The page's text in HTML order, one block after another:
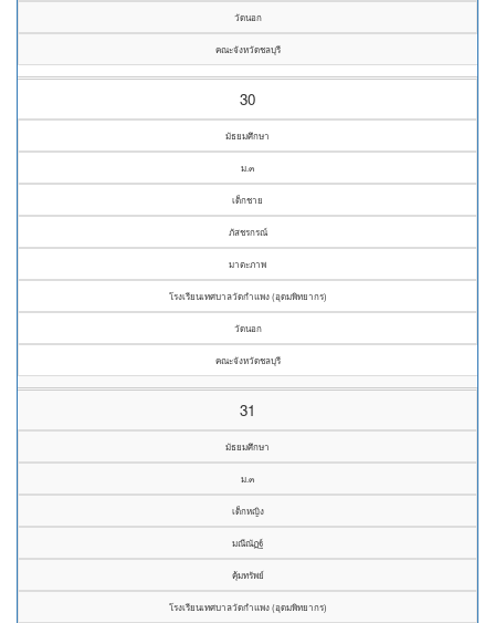
วัดนอก
คณะจังหวัดชลบุรี
30
มัธยมศึกษา
ม.๓
เด็กชาย
ภัสชรกรณ์
มาตะภาพ
โรงเรียนเทศบาลวัดกำแพง (อุดมพิทยากร)
วัดนอก
คณะจังหวัดชลบุรี
31
มัธยมศึกษา
ม.๓
เด็กหญิง
มณีณัฏฐ์
คุ้มทรัพย์
โรงเรียนเทศบาลวัดกำแพง (อุดมพิทยากร)